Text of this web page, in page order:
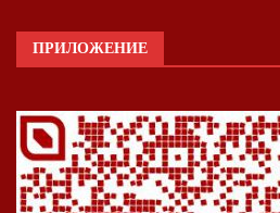
ПРИЛОЖЕНИЕ